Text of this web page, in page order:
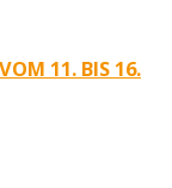
11. BIS 16.